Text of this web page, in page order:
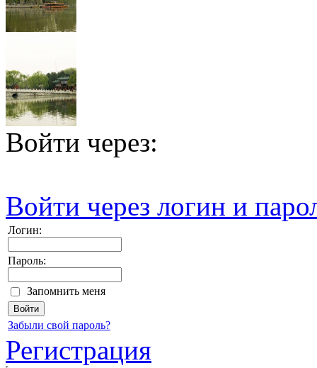
Войти через:
Войти через логин и
Логин:
Пароль:
Запомнить меня
Забыли свой пароль?
Регистрация